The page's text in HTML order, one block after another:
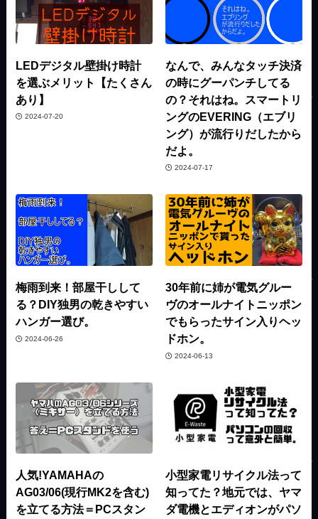
LEDデジタル壁掛け時計
を選ぶメリット【たくさん
あり】
2024-07-20
なんで、みんなタッチ決済
の時にグーパンチしてる
の？それはね。スマートリ
ングのEVERING（エブリ
ング）が流行りだしたから
だよ。
2024-07-17
梅雨到来！部屋干しして
る？DIY独男の乾きやすい
ハンガー選び。
2024-06-26
30年前に姉が電気グルー
ヴのオールナイトニッポン
でもらったサイン入りヘッ
ドホン。
2024-06-13
人気!YAMAHAの
AG03/06(現行MK2を含む)
を立てる方法＝PCスタン
小型家電リサイクル法って
知ってた？地元では、ヤマ
ダ電機とエディオンがパソ